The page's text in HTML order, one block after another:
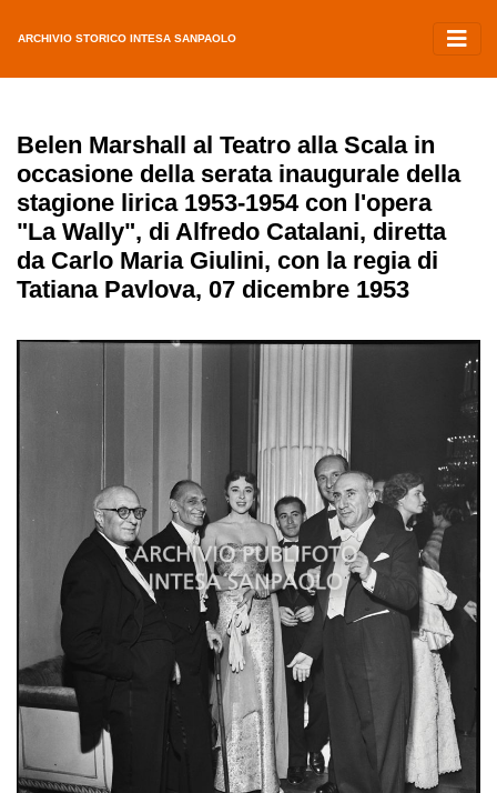
ARCHIVIO STORICO INTESA SANPAOLO
Belen Marshall al Teatro alla Scala in
occasione della serata inaugurale della
stagione lirica 1953-1954 con l'opera
"La Wally", di Alfredo Catalani, diretta
da Carlo Maria Giulini, con la regia di
Tatiana Pavlova, 07 dicembre 1953